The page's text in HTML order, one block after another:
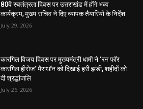
80वें स्वतंत्रता दिवस पर उत्तराखंड में होंगे भव्य
कार्यक्रम, मुख्य सचिव ने दिए व्यापक तैयारियों के निर्देश
July 29, 2026
कारगिल विजय दिवस पर मुख्यमंत्री धामी ने ‘रन फॉर
कारगिल हीरोज’ मैराथॉन को दिखाई हरी झंडी, शहीदों को
दी श्रद्धांजलि
July 26, 2026